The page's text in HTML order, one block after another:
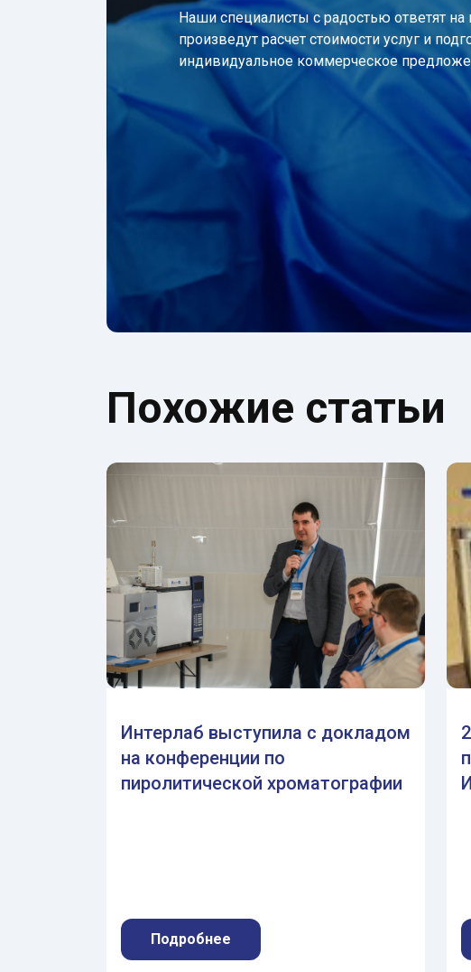
Наши специалисты с радостью ответят
произведут расчет стоимости услуг и
индивидуальное коммерческое
Похожие статьи
Интерлаб выступила с докладом
на конференции по
пиролитической хроматографии
Подробнее